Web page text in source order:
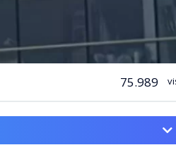
75.989